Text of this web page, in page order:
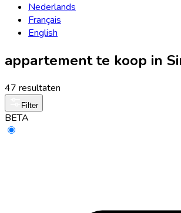
Nederlands
Français
English
appartement te koop in
47 resultaten
Filter
BETA